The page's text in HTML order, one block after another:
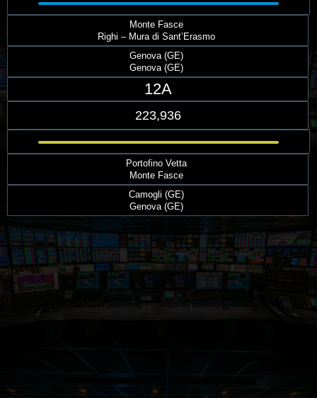
Monte Fasce
Righi – Mura di Sant’Erasmo
Genova (GE)
Genova (GE)
12A
223,936
Portofino Vetta
Monte Fasce
Camogli (GE)
Genova (GE)